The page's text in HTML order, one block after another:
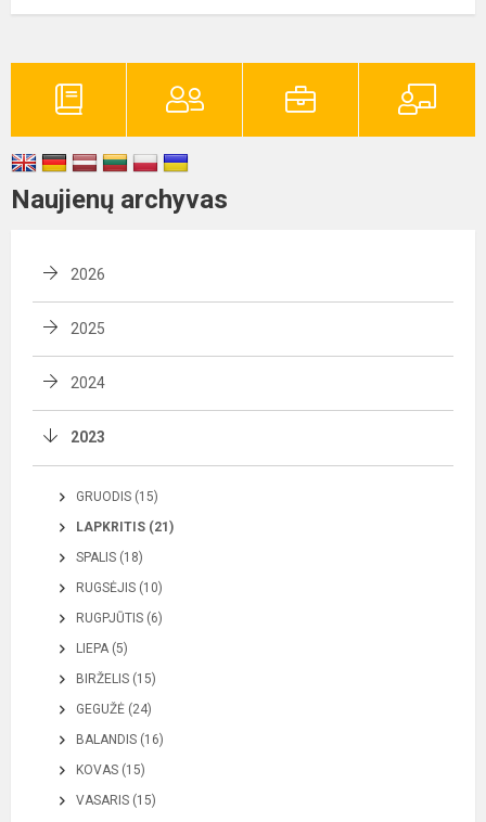
Naujienų archyvas
2026
2025
2024
2023
GRUODIS (15)
LAPKRITIS (21)
SPALIS (18)
RUGSĖJIS (10)
RUGPJŪTIS (6)
LIEPA (5)
BIRŽELIS (15)
GEGUŽĖ (24)
BALANDIS (16)
KOVAS (15)
VASARIS (15)